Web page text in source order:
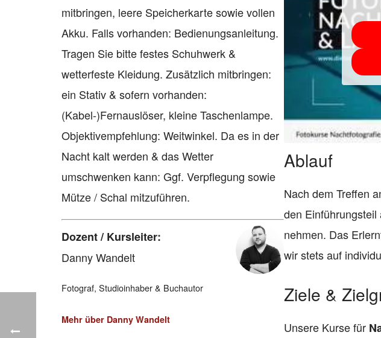
mitbringen, leere Speicherkarte sowie vollen
Akku. Falls vorhanden: Bedienungsanleitung.
Tragen Sie bitte festes Schuhwerk &
wetterfeste Kleidung. Zusätzlich mitbringen:
ein Stativ & sofern vorhanden:
(Kabel-)Fernauslöser, kleine Taschenlampe.
Objektivempfehlung: Weitwinkel. Da es in der
Nacht kalt werden & das Wetter
umschwenken kann: Ggf. Verpflegung sowie
Mütze / Schal mitzuführen.
Dozent / Kursleiter:
Danny Wandelt
Fotograf, Studioinhaber & Buchautor
Mehr über Danny Wandelt
Ablauf
Nach dem Treffen
den
nehmen. Das
wir stets auf
Ziele &
Unsere Kurse für